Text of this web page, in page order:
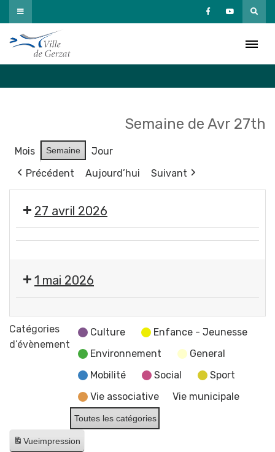
Passer
au
contenu
Semaine de Avr 27th
Mois Semaine
Jour
Précédent
Aujourd’hui Suivant
27 avril 2026
Exposition
Éclosions
Flo-
M
-
dessinatrice
du
Conseil
municipal
1 mai 2026
des
services
Catégories
d’évènement
Culture
Enfance - Jeunesse
Environnement
General
Mobilité
Social
Sport
Vie associative
Vie municipale
Toutes les catégories
Vueimpression